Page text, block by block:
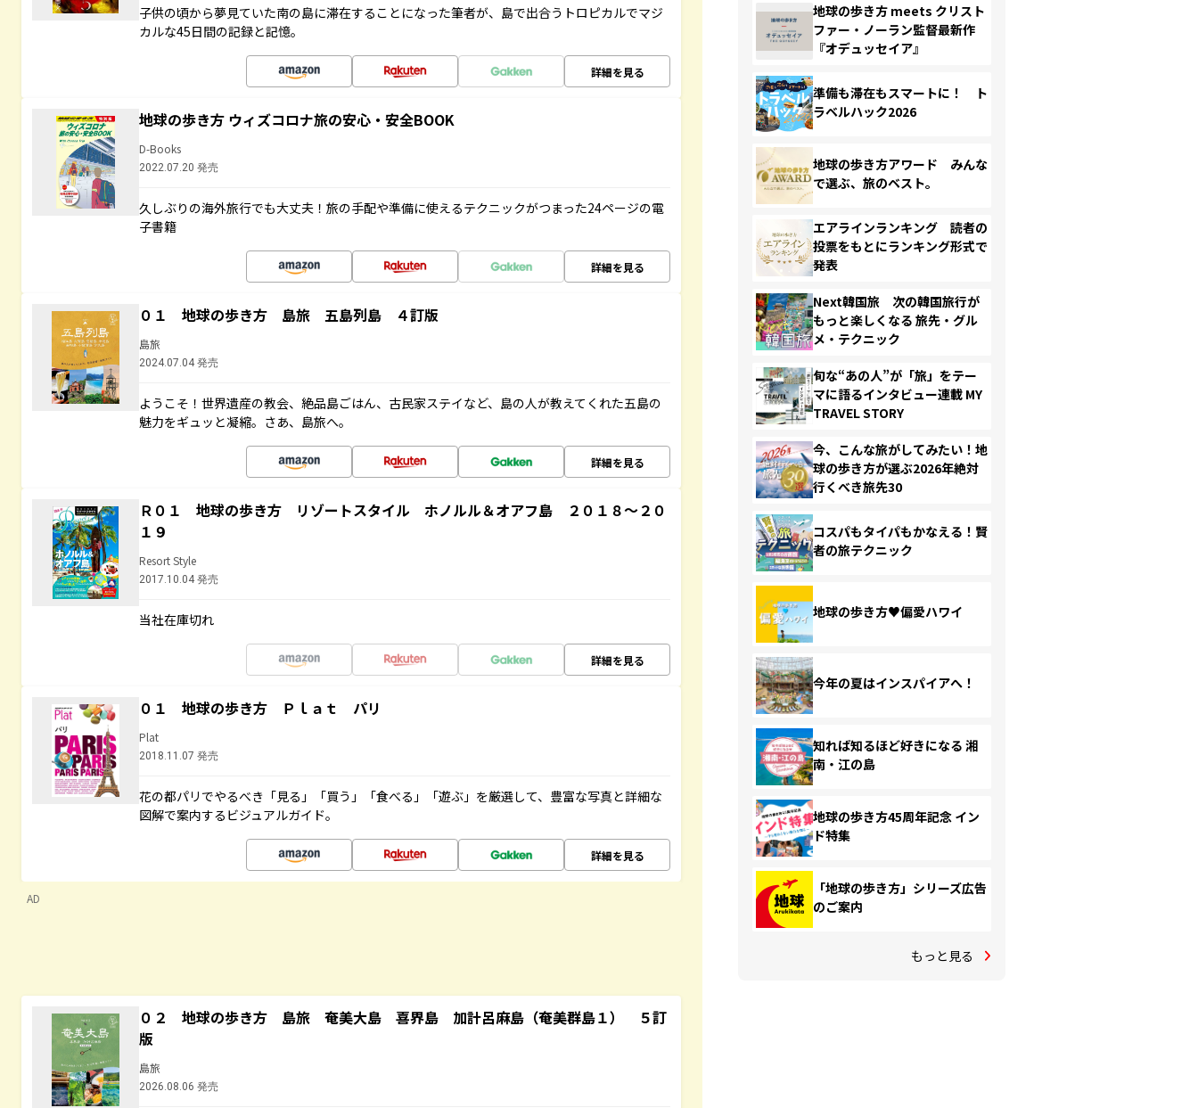
子供の頃から夢見ていた南の島に滞在することになった筆者が、島で出合うトロピカルでマジ
カルな45日間の記録と記憶。
詳細を見る
地球の歩き方 ウィズコロナ旅の安心・安全BOOK
D-Books
2022.07.20 発売
久しぶりの海外旅行でも大丈夫！旅の手配や準備に使えるテクニックがつまった24ページの電
子書籍
詳細を見る
０１ 地球の歩き方 島旅 五島列島 ４訂版
島旅
2024.07.04 発売
ようこそ！世界遺産の教会、絶品島ごはん、古民家ステイなど、島の人が教えてくれた五島の
魅力をギュッと凝縮。さあ、島旅へ。
詳細を見る
Ｒ０１ 地球の歩き方 リゾートスタイル ホノルル＆オアフ島 ２０１８～２０
１９
Resort Style
2017.10.04 発売
当社在庫切れ
詳細を見る
０１ 地球の歩き方 Ｐｌａｔ パリ
Plat
2018.11.07 発売
花の都パリでやるべき「見る」「買う」「食べる」「遊ぶ」を厳選して、豊富な写真と詳細な
図解で案内するビジュアルガイド。
詳細を見る
AD
０２ 地球の歩き方 島旅 奄美大島 喜界島 加計呂麻島（奄美群島１） ５訂
版
島旅
2026.08.06 発売
地球の歩き方 meets クリスト
ファー・ノーラン監督最新作
『オデュッセイア』
準備も滞在もスマートに！ ト
ラベルハック2026
地球の歩き方アワード みんな
で選ぶ、旅のベスト。
エアラインランキング 読者の
投票をもとにランキング形式で
発表
Next韓国旅 次の韓国旅行が
もっと楽しくなる 旅先・グル
メ・テクニック
旬な“あの人”が「旅」をテー
マに語るインタビュー連載 MY
TRAVEL STORY
今、こんな旅がしてみたい！地
球の歩き方が選ぶ2026年絶対
行くべき旅先30
コスパもタイパもかなえる！賢
者の旅テクニック
地球の歩き方♥偏愛ハワイ
今年の夏はインスパイアへ！
知れば知るほど好きになる 湘
南・江の島
地球の歩き方45周年記念 イン
ド特集
「地球の歩き方」シリーズ広告
のご案内
もっと見る